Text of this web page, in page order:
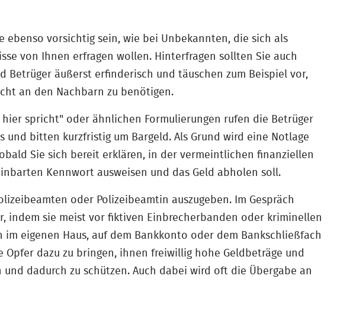
ebenso vorsichtig sein, wie bei Unbekannten, die sich als
von Ihnen erfragen wollen. Hinterfragen sollten Sie auch
Betrüger äußerst erfinderisch und täuschen zum Beispiel vor,
an den Nachbarn zu benötigen.
spricht" oder ähnlichen Formulierungen rufen die Betrüger
und bitten kurzfristig um Bargeld. Als Grund wird eine Notlage
Sie sich bereit erklären, in der vermeintlichen finanziellen
Kennwort ausweisen und das Geld abholen soll.
oder Polizeibeamtin auszugeben. Im Gespräch
indem sie meist vor fiktiven Einbrecherbanden oder kriminellen
eigenen Haus, auf dem Bankkonto oder dem Bankschließfach
dazu zu bringen, ihnen freiwillig hohe Geldbeträge und
dadurch zu schützen. Auch dabei wird oft die Übergabe an